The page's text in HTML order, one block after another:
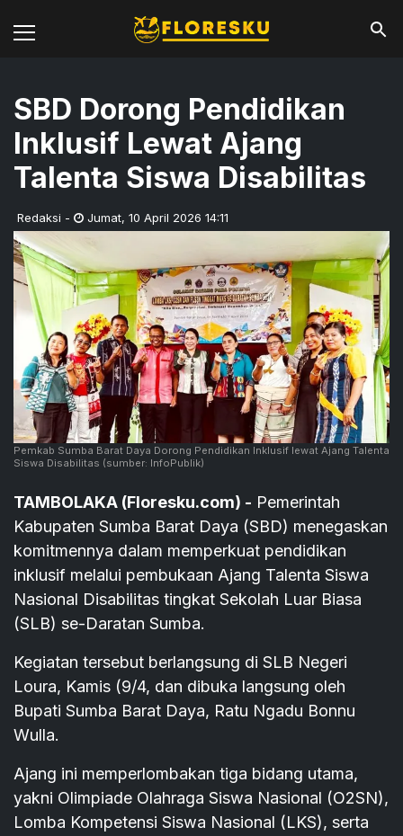
SBD Dorong Pendidikan
Inklusif Lewat Ajang
Talenta Siswa Disabilitas
Redaksi - Jumat, 10 April 2026 14:11
Pemkab Sumba Barat Daya Dorong Pendidikan Inklusif lewat Ajang Talenta
Siswa Disabilitas (sumber: InfoPublik)
TAMBOLAKA (Floresku.com) - Pemerintah
Kabupaten Sumba Barat Daya (SBD) menegaskan
komitmennya dalam memperkuat pendidikan
inklusif melalui pembukaan Ajang Talenta Siswa
Nasional Disabilitas tingkat Sekolah Luar Biasa
(SLB) se-Daratan Sumba.
Kegiatan tersebut berlangsung di SLB Negeri
Loura, Kamis (9/4, dan dibuka langsung oleh
Bupati Sumba Barat Daya, Ratu Ngadu Bonnu
Wulla.
Ajang ini memperlombakan tiga bidang utama,
yakni Olimpiade Olahraga Siswa Nasional (O2SN),
Lomba Kompetensi Siswa Nasional (LKS), serta